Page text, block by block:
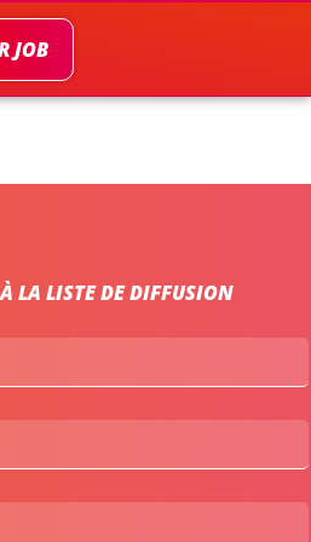
JOB
LA LISTE DE DIFFUSION